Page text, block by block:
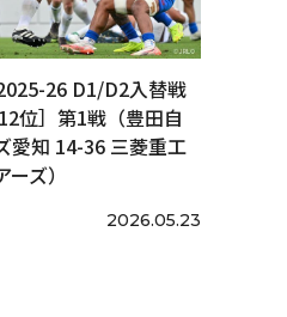
26 D1/D2入替戦
位］第1戦（豊田自
愛知 14-36 三菱重工
ズ）
2026.05.23